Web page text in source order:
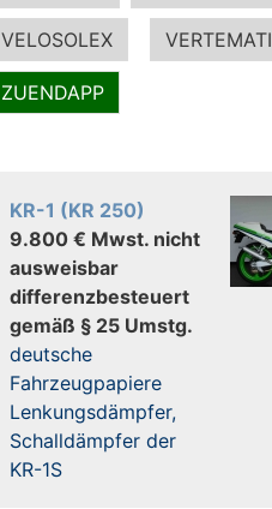
VELOSOLEX VERTEMATI
ZUENDAPP
KR-1 (KR 250)
9.800 € Mwst. nicht
ausweisbar
differenzbesteuert
gemäß § 25 Umstg.
deutsche
Fahrzeugpapiere
Lenkungsdämpfer,
Schalldämpfer der
KR-1S